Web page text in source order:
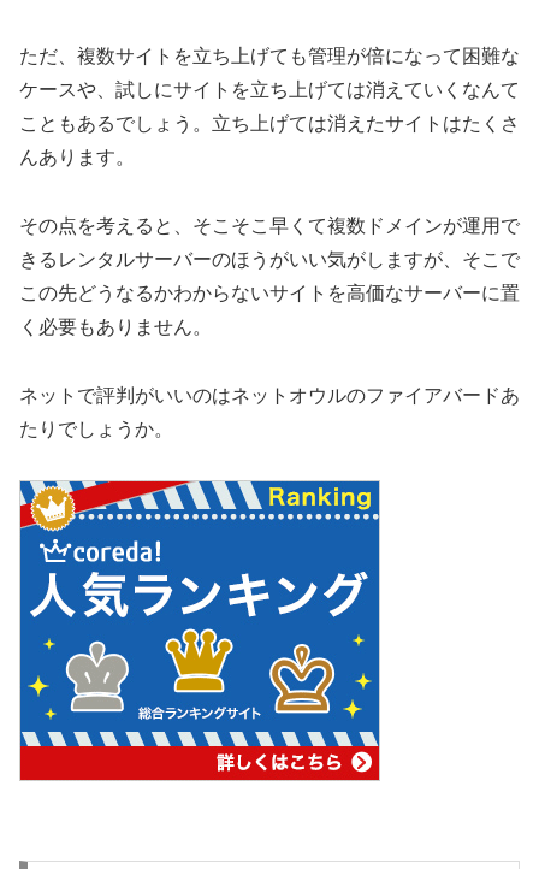
ただ、複数サイトを立ち上げても管理が倍になって困難な
ケースや、試しにサイトを立ち上げては消えていくなんて
こともあるでしょう。立ち上げては消えたサイトはたくさ
んあります。
その点を考えると、そこそこ早くて複数ドメインが運用で
きるレンタルサーバーのほうがいい気がしますが、そこで
この先どうなるかわからないサイトを高価なサーバーに置
く必要もありません。
ネットで評判がいいのはネットオウルのファイアバードあ
たりでしょうか。